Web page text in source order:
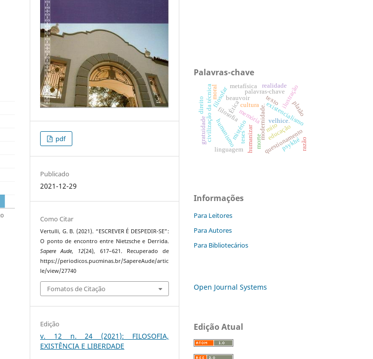
pdf
Publicado
2021-12-29
Como Citar
Vertulli, G. B. (2021). “ESCREVER É DESPEDIR-SE”:
O ponto de encontro entre Nietzsche e Derrida.
Sapere Aude, 12(24), 617–621. Recuperado de
https://periodicos.pucminas.br/SapereAude/artic
le/view/27740
Fomatos de Citação
Edição
v. 12 n. 24 (2021): FILOSOFIA,
EXISTÊNCIA E LIBERDADE
Palavras-chave
filosofia
humanizar
humanismo modernidade.
Ética
educação
beauvoir
existencialismo
memória
morte
velhice.
filosofar
civilização da técnica
gratuidade questionamento
mistério
palavras-chaveilustração
metafísica
direito
moral
cultura
linguagem
platão
psykhé
teses razão
realidade
mito
texto
Informações
Para Leitores
Para Autores
Para Bibliotecários
Open Journal Systems
Edição Atual